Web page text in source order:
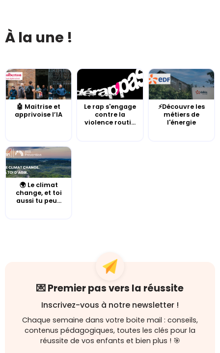
À la une !
🤖 Maitrise et
apprivoise l’IA
Le rap s'engage
contre la
violence routi...
⚡Découvre les
métiers de
l'énergie
🌍 Le climat
change, et toi
aussi tu peu...
💌 Premier pas vers la réussite
Inscrivez-vous à notre newsletter !
Chaque semaine dans votre boite mail : conseils,
contenus pédagogiques, toutes les clés pour la
réussite de vos enfants et bien plus ! 🎯